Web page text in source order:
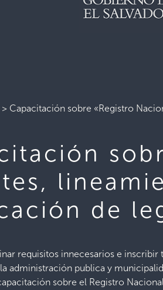
> Capacitación sobre «Registro
de
requisitos innecesarios e
administración publica y
sobre el Registro